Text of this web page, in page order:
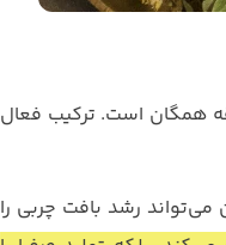
همگان است. ترکیب فعال
رشد بافت چربی را